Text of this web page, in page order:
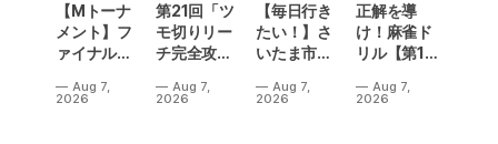
【Mトーナ
メント】フ
ァイナル／2
ニバル！東
Aug 7,
2026
第21回「ツ
モ切りリー
チ完全攻
Aug 7,
2026
【毎日行き
たい！】さ
いたま市に
誕生！？
Aug 7,
2026
正解を導
け！麻雀ド
リル【第14
Aug 7,
2026